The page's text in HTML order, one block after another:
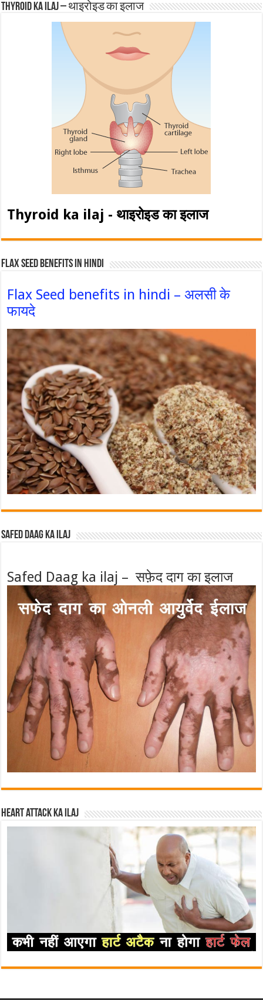
Thyroid ka ilaj – थाइरोइड का इलाज
Thyroid ka ilaj - थाइरोइड का इलाज
Flax Seed Benefits in hindi
Flax Seed benefits in hindi – अलसी के
फायदे
Safed Daag ka ilaj
Safed Daag ka ilaj – सफ़ेद दाग का इलाज
Heart attack ka ilaj